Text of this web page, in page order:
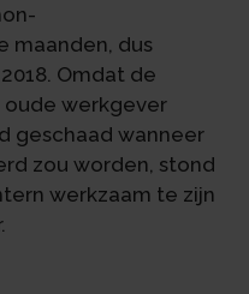
maanden, dus
Omdat de
werkgever
geschaad wanneer
zou worden, stond
werkzaam te zijn